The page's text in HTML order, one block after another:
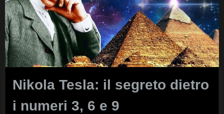
Nikola Tesla: il segreto dietro
i numeri 3, 6 e 9